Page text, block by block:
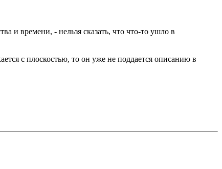
и времени, - нельзя сказать, что что-то ушло в
с плоскостью, то он уже не поддается описанию в